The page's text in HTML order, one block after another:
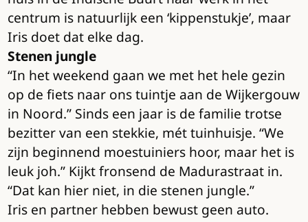
centrum is natuurlijk een ‘kippenstukje’, maar
Iris doet dat elke dag.
Stenen jungle
“In het weekend gaan we met het hele gezin
op de fiets naar ons tuintje aan de Wijkergouw
in Noord.” Sinds een jaar is de familie trotse
bezitter van een stekkie, mét tuinhuisje. “We
zijn beginnend moestuiniers hoor, maar het is
leuk joh.” Kijkt fronsend de Madurastraat in.
“Dat kan hier niet, in die stenen jungle.”
Iris en partner hebben bewust geen auto.